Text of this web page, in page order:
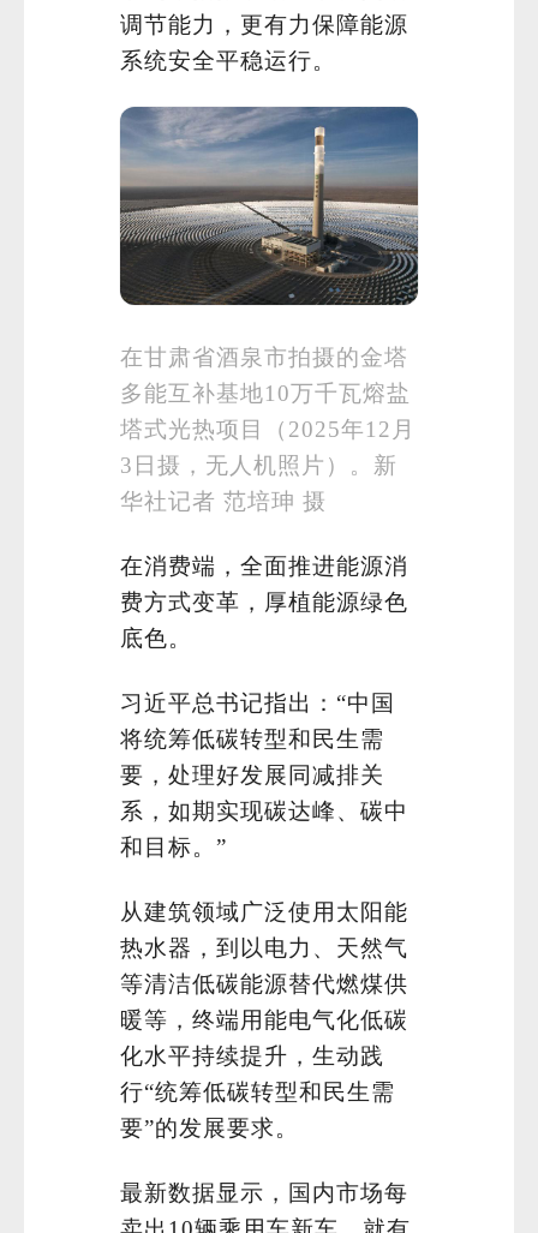
调节能力，更有力保障能源
系统安全平稳运行。
在甘肃省酒泉市拍摄的金塔
多能互补基地10万千瓦熔盐
塔式光热项目（2025年12月
3日摄，无人机照片）。新
华社记者 范培珅 摄
在消费端，全面推进能源消
费方式变革，厚植能源绿色
底色。
习近平总书记指出：“中国
将统筹低碳转型和民生需
要，处理好发展同减排关
系，如期实现碳达峰、碳中
和目标。”
从建筑领域广泛使用太阳能
热水器，到以电力、天然气
等清洁低碳能源替代燃煤供
暖等，终端用能电气化低碳
化水平持续提升，生动践
行“统筹低碳转型和民生需
要”的发展要求。
最新数据显示，国内市场每